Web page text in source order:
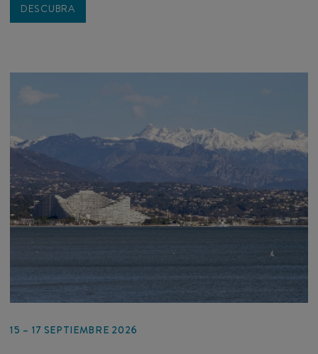
DESCUBRA
15 – 17 SEPTIEMBRE 2026